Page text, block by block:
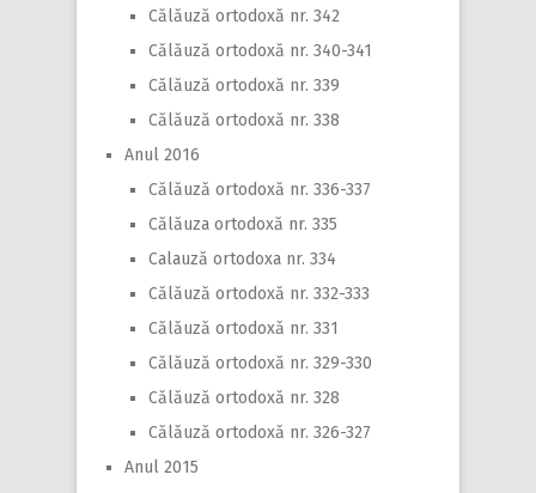
Călăuză ortodoxă nr. 342
Călăuză ortodoxă nr. 340-341
Călăuză ortodoxă nr. 339
Călăuză ortodoxă nr. 338
Anul 2016
Călăuză ortodoxă nr. 336-337
Călăuza ortodoxă nr. 335
Calauză ortodoxa nr. 334
Călăuză ortodoxă nr. 332-333
Călăuză ortodoxă nr. 331
Călăuză ortodoxă nr. 329-330
Călăuză ortodoxă nr. 328
Călăuză ortodoxă nr. 326-327
Anul 2015